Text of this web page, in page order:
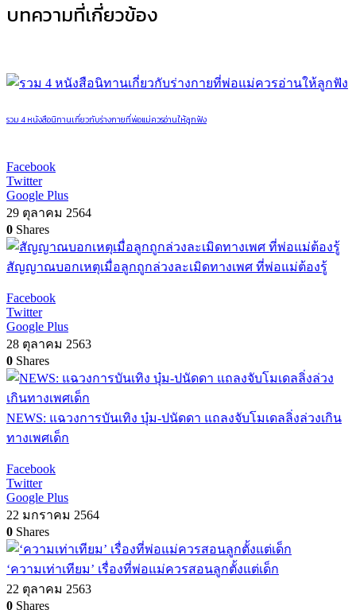
บทความที่เกี่ยวข้อง
รวม 4 หนังสือนิทานเกี่ยวกับร่างกายที่พ่อแม่ควรอ่านให้ลูกฟัง
Facebook
Twitter
Google Plus
29 ตุลาคม 2564
0 Shares
สัญญาณบอกเหตุเมื่อลูกถูกล่วงละเมิดทางเพศ ที่พ่อแม่ต้องรู้
Facebook
Twitter
Google Plus
28 ตุลาคม 2563
0 Shares
NEWS: แฉวงการบันเทิง บุ๋ม-ปนัดดา แถลงจับโมเดลลิ่งล่วงเกิน
ทางเพศเด็ก
Facebook
Twitter
Google Plus
22 มกราคม 2564
0 Shares
‘ความเท่าเทียม’ เรื่องที่พ่อแม่ควรสอนลูกตั้งแต่เด็ก
22 ตุลาคม 2563
0 Shares